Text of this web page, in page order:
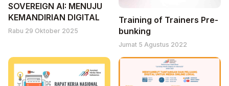
SOVEREIGN AI: MENUJU
KEMANDIRIAN DIGITAL
Rabu 29 Oktober 2025
Training of Trainers Pre-
bunking
Jumat 5 Agustus 2022